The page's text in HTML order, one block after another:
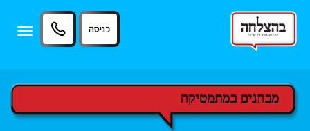
Toggle
כניסה
מבחנים במתמטיקה